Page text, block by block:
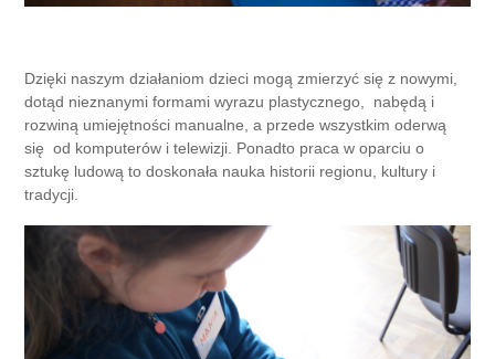
Dzięki naszym działaniom dzieci mogą zmierzyć się z nowymi,
dotąd nieznanymi formami wyrazu plastycznego, nabędą i
rozwiną umiejętności manualne, a przede wszystkim oderwą
się od komputerów i telewizji. Ponadto praca w oparciu o
sztukę ludową to doskonała nauka historii regionu, kultury i
tradycji.